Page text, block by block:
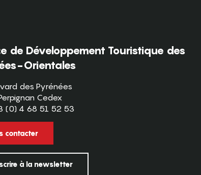
de Développement Touristique des
Orientales
des Pyrénées
Cedex
(0) 4 68 51 52 53
contacter
à la newsletter